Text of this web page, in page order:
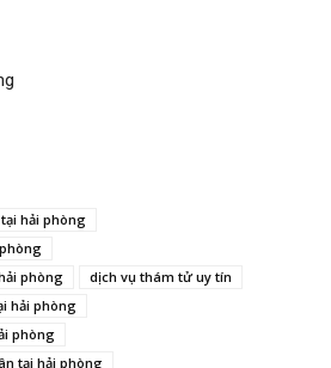
hải phòng
phòng
dịch vụ thám tử uy tín
hải phòng
phòng
tại hải phòng